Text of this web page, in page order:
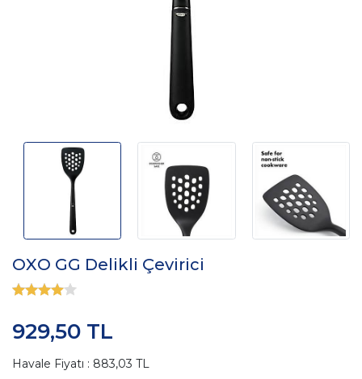
OXO GG Delikli Çevirici
929,50 TL
Havale Fiyatı : 883,03 TL